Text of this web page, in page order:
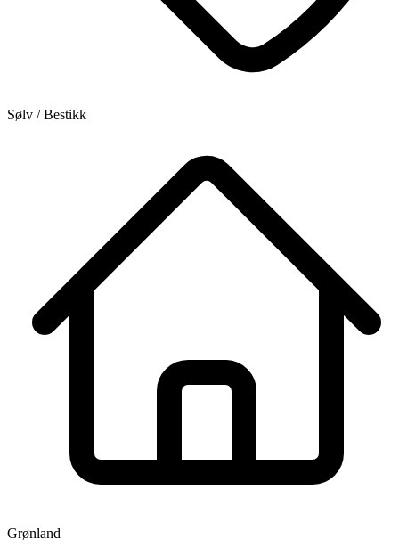
Sølv / Bestikk
Grønland